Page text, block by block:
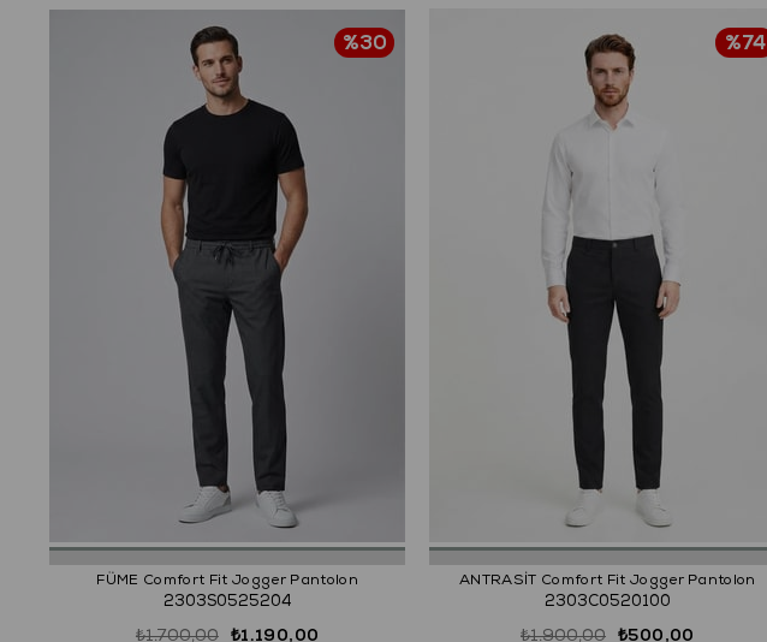
FÜME Comfort Fit Jogger Pantolon
2303S0525204
₺1.190,00
₺1.700,00
%30
ANTRASİT Comfort Fit Jogger Pantolon
2303C0520100
₺500,00
₺1.900,00
%74